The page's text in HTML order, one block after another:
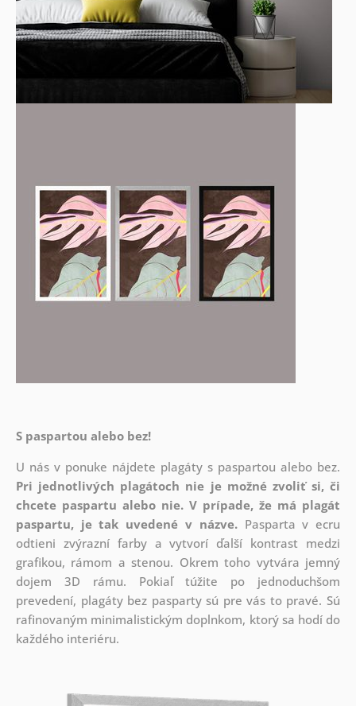
S paspartou alebo bez!
U nás v ponuke nájdete plagáty s paspartou alebo bez.
Pri jednotlivých plagátoch nie je možné zvoliť si, či
chcete paspartu alebo nie. V prípade, že má plagát
paspartu, je tak uvedené v názve.Pasparta v ecru
odtieni zvýrazní farby a vytvorí ďalší kontrast medzi
grafikou, rámom a stenou. Okrem toho vytvára jemný
dojem 3D rámu. Pokiaľ túžite po jednoduchšom
prevedení, plagáty bez pasparty sú pre vás to pravé. Sú
rafinovaným minimalistickým doplnkom, ktorý sa hodí do
každého interiéru.